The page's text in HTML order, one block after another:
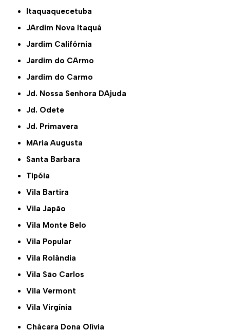
Itaquaquecetuba
JArdim Nova Itaquá
Jardim Califórnia
Jardim do CArmo
Jardim do Carmo
Jd. Nossa Senhora DAjuda
Jd. Odete
Jd. Primavera
MAria Augusta
Santa Barbara
Tipóia
Vila Bartira
Vila Japão
Vila Monte Belo
Vila Popular
Vila Rolândia
Vila São Carlos
Vila Vermont
Vila Virgínia
Chácara Dona Olívia